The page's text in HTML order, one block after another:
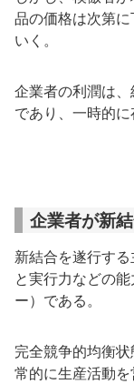
品の価格は次第
いく。
企業者の利潤は
であり、一時的に
企業者が新
新結合を遂行す
と実行力などの
ー）である。
完全競争的均衡
常的に生産活動